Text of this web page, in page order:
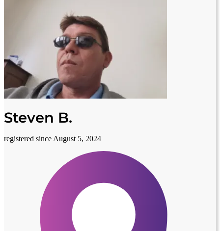
Steven B.
registered since August 5, 2024